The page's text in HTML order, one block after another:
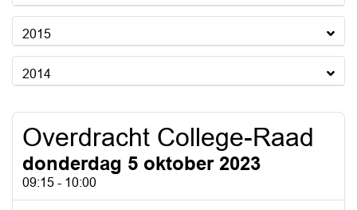
2015
2014
Overdracht College-Raad
donderdag 5 oktober 2023
09:15 - 10:00